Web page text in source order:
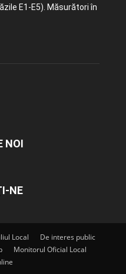
E1-E5). Măsurători în
NOI
NE
Local
De interes public
Monitorul Oficial Local